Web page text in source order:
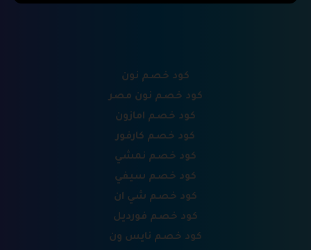
كود خصم نون
كود خصم نون مصر
كود خصم امازون
كود خصم كارفور
كود خصم نمشي
كود خصم سيفي
كود خصم شي ان
كود خصم فورديل
كود خصم نايس ون